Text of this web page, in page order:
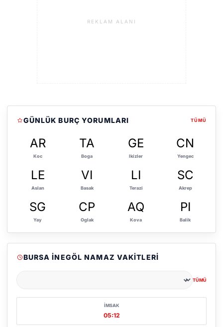
REKLAM ALANI
GÜNLÜK BURÇ YORUMLARI TÜMÜ
AR
Koc
TA
Boga
GE
Ikizler
CN
Yengec
LE
Aslan
VI
Basak
LI
Terazi
SC
Akrep
SG
Yay
CP
Oglak
AQ
Kova
PI
Balik
BURSA İNEGÖL NAMAZ VAKITLERI
TÜMÜ
İMSAK
05:12